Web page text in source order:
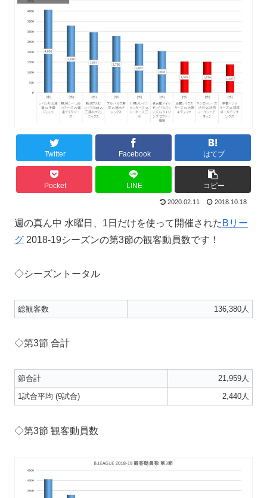
Twitter Facebook はてブ
Pocket LINE コピー
2020.02.11 2018.10.18
週の真ん中 水曜日、1日だけを使って開催された Bリー
グ 2018-19シーズンの第3節の観客動員数です！
◇シーズントータル
総観客数 136,380人
◇第3節 合計
節合計
21,959人
1試合平均 (9試合)
2,440人
◇第3節 観客動員数